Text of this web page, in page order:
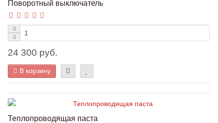
Поворотный выключатель
24 300 руб.
В корзину
Теплопроводящая паста